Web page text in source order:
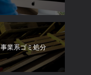
事業系ゴミ処分